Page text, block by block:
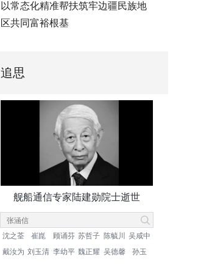
以常态化精准帮扶筑牢边疆民族地
区共同富裕根基
追思
舰船通信专家陆建勋院士逝世
沈之荃 崔崑 顾诵芬 苏哲子 陈毓川
吴咸中
戴汝为 刘玉清 李幼平 魏正耀 吴德馨 孙玉